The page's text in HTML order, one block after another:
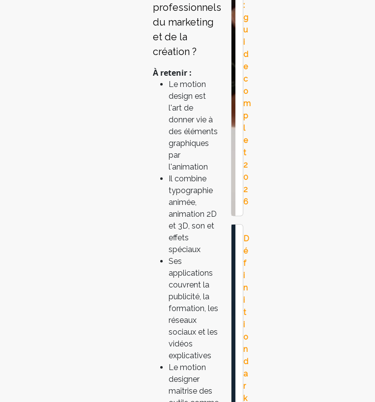
professionnels
du marketing
et de la
création ?
À retenir :
Le motion
design est
l'art de
donner vie à
des éléments
graphiques
par
l'animation
Il combine
typographie
animée,
animation 2D
et 3D, son et
effets
spéciaux
Ses
applications
couvrent la
publicité, la
formation, les
réseaux
sociaux et les
vidéos
explicatives
Le motion
designer
maîtrise des
:
g
u
i
d
e
c
o
m
p
l
e
t
2
0
2
6
D
é
f
i
n
i
t
i
o
n
d
a
r
k